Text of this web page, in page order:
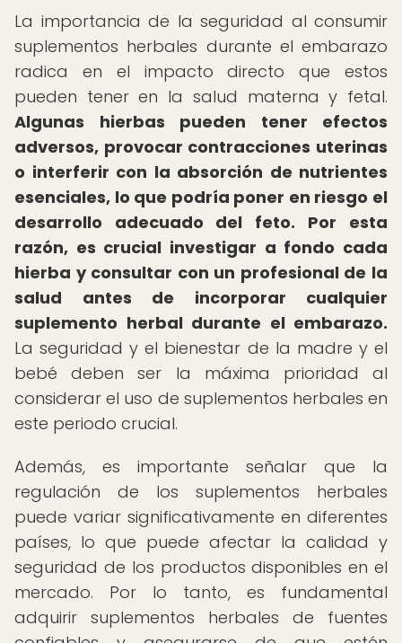
La importancia de la seguridad al consumir
suplementos herbales durante el embarazo
radica en el impacto directo que estos
pueden tener en la salud materna y fetal.
Algunas hierbas pueden tener efectos
adversos, provocar contracciones uterinas
o interferir con la absorción de nutrientes
esenciales, lo que podría poner en riesgo el
desarrollo adecuado del feto.
Por esta
razón, es crucial investigar a fondo cada
hierba y consultar con un profesional de la
salud antes de incorporar cualquier
suplemento herbal durante el embarazo.
La seguridad y el bienestar de la madre y el
bebé deben ser la máxima prioridad al
considerar el uso de suplementos herbales en
este periodo crucial.
Además, es importante señalar que la
regulación de los suplementos herbales
puede variar significativamente en diferentes
países, lo que puede afectar la calidad y
seguridad de los productos disponibles en el
mercado. Por lo tanto, es fundamental
adquirir suplementos herbales de fuentes